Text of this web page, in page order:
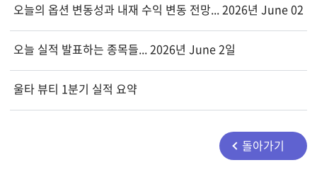
오늘의 옵션 변동성과 내재 수익 변동 전망... 2026년 June 02
오늘 실적 발표하는 종목들... 2026년 June 2일
울타 뷰티 1분기 실적 요약
돌아가기